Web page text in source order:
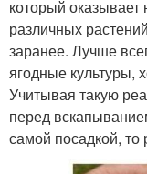
который оказывает
различных
заранее. Лучше
ягодные культуры,
Учитывая такую
перед
самой посадкой, то